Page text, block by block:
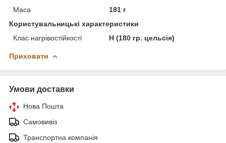
Маса
181 г
Користувальницькі характеристики
Клас нагрівостійкості
Н (180 гр. цельсія)
Приховати
Умови доставки
Нова Пошта
Самовивіз
Транспортна компанія